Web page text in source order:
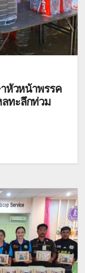
หัวหน้าพรรค
ทะลึกท่วม